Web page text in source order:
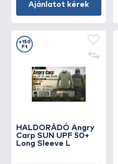
Ajánlatot kérek
HALDORÁDÓ Angry
Carp SUN UPF 50+
Long Sleeve L
+150
Ft